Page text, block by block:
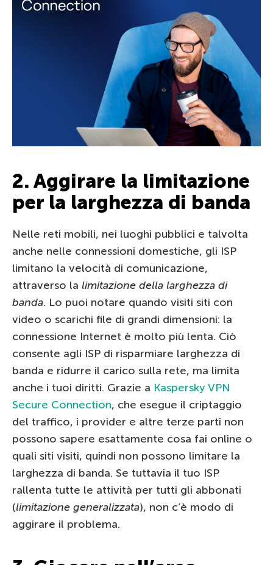
2. Aggirare la limitazione
per la larghezza di banda
Nelle reti mobili, nei luoghi pubblici e talvolta
anche nelle connessioni domestiche, gli ISP
limitano la velocità di comunicazione,
attraverso la limitazione della larghezza di
banda. Lo puoi notare quando visiti siti con
video o scarichi file di grandi dimensioni: la
connessione Internet è molto più lenta. Ciò
consente agli ISP di risparmiare larghezza di
banda e ridurre il carico sulla rete, ma limita
anche i tuoi diritti. Grazie a Kaspersky VPN
Secure Connection, che esegue il criptaggio
del traffico, i provider e altre terze parti non
possono sapere esattamente cosa fai online o
quali siti visiti, quindi non possono limitare la
larghezza di banda. Se tuttavia il tuo ISP
rallenta tutte le attività per tutti gli abbonati
(limitazione generalizzata), non c’è modo di
aggirare il problema.